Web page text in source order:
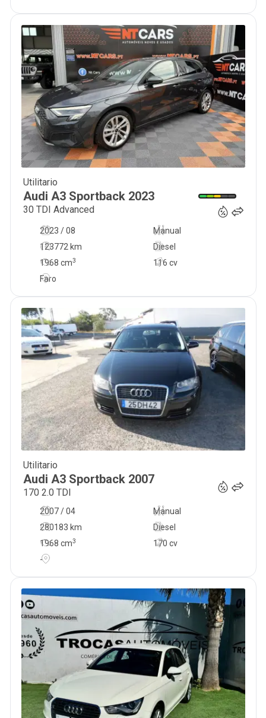
Utilitario
Audi A3 Sportback 2023
30 TDI Advanced
2023 / 08
Manual
123772 km
116 cv
Diesel
1968 cm3
Faro
Utilitario
Audi A3 Sportback 2007
170 2.0 TDI
2007 / 04
Manual
280183 km
170 cv
Diesel
1968 cm3
-